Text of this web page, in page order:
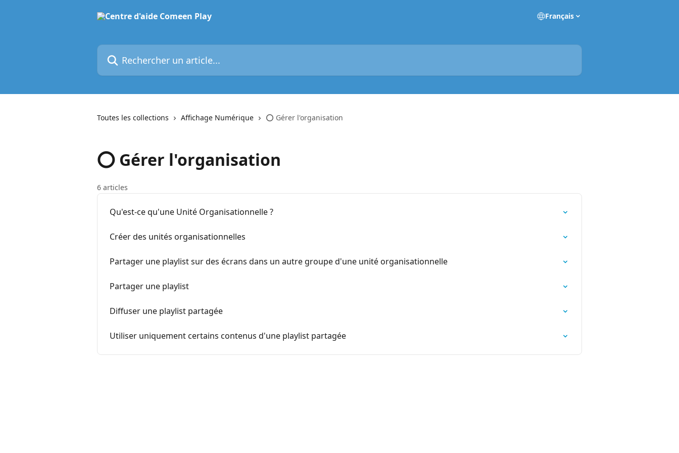
Français
Rechercher un article...
Toutes les collections Affichage Numérique ⭕ Gérer l'organisation
⭕ Gérer l'organisation
6 articles
Qu'est-ce qu'une Unité Organisationnelle ?
Créer des unités organisationnelles
Partager une playlist sur des écrans dans un autre groupe d'une unité organisationnelle
Partager une playlist
Diffuser une playlist partagée
Utiliser uniquement certains contenus d'une playlist partagée